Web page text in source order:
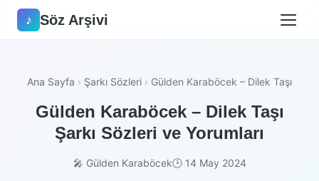
♪ Söz Arşivi
Ana Sayfa › Şarkı Sözleri › Gülden Karaböcek – Dilek Taşı
Gülden Karaböcek – Dilek Taşı
Şarkı Sözleri ve Yorumları
🎤 Gülden Karaböcek🕒 14 May 2024